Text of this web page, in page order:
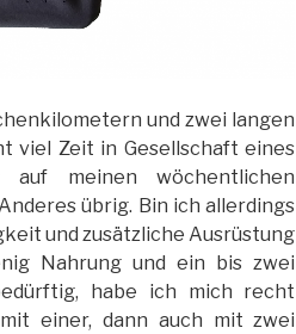
und zwei langen
viel Zeit in Gesellschaft eines
auf meinen wöchentlichen
übrig. Bin ich allerdings
und zusätzliche Ausrüstung
Nahrung und ein bis zwei
habe ich mich recht
einer, dann auch mit zwei